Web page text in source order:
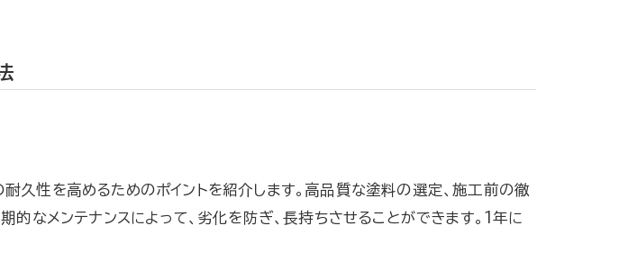
久性を高めるためのポイントを紹介します。高品質な塗料の選定、施工前の徹
的なメンテナンスによって、劣化を防ぎ、長持ちさせることができます。1年に